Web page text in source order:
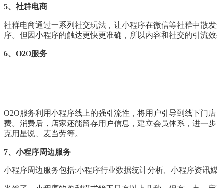
5、社群电商
社群电商通过一系列社交玩法，让小程序在微信等社群中散
序。但因小程序的触达更快更准确，所以内容和社交的引流效
6、O2O服务
O2O服务利用小程序线上的强引流性，将用户引导到线下门
费。消费后，店家还能留存用户信息，建立会员体系，进一
克用星说、麦当劳等。
7、小程序周边服务
小程序周边服务包括:小程序行业数据统计分析、小程序资讯